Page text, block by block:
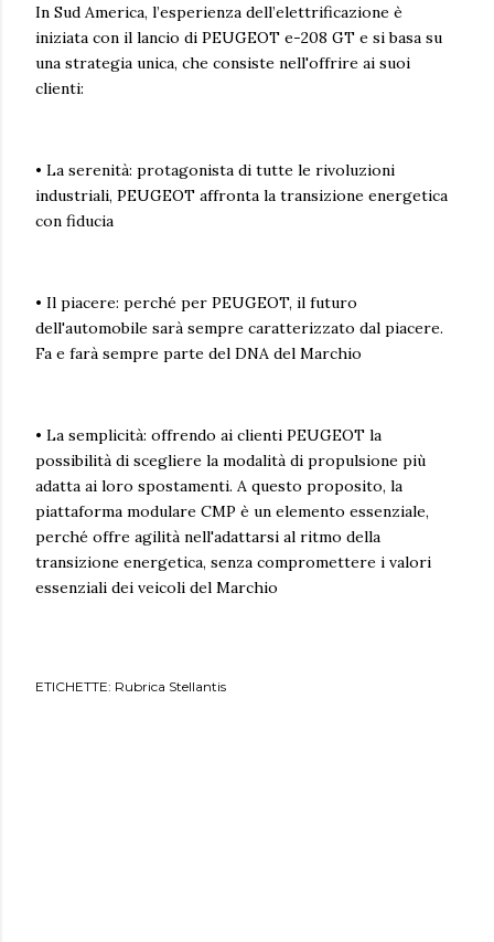
In Sud America, l’esperienza dell’elettrificazione è
iniziata con il lancio di PEUGEOT e-208 GT e si basa su
una strategia unica, che consiste nell'offrire ai suoi
clienti:
• La serenità: protagonista di tutte le rivoluzioni
industriali, PEUGEOT affronta la transizione energetica
con fiducia
• Il piacere: perché per PEUGEOT, il futuro
dell'automobile sarà sempre caratterizzato dal piacere.
Fa e farà sempre parte del DNA del Marchio
• La semplicità: offrendo ai clienti PEUGEOT la
possibilità di scegliere la modalità di propulsione più
adatta ai loro spostamenti. A questo proposito, la
piattaforma modulare CMP è un elemento essenziale,
perché offre agilità nell'adattarsi al ritmo della
transizione energetica, senza compromettere i valori
essenziali dei veicoli del Marchio
ETICHETTE: Rubrica Stellantis